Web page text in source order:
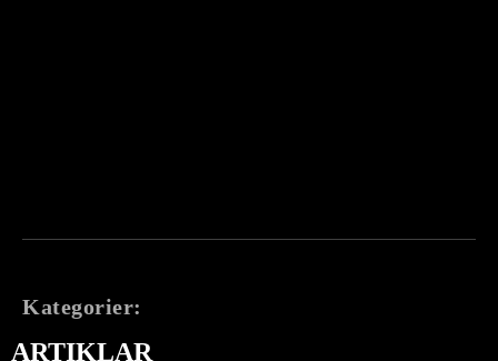
Kategorier:
ARTIKLAR